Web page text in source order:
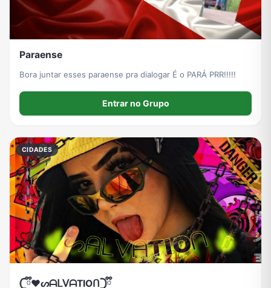
Paraense
Bora juntar esses paraense pra dialogar É o PARÁ PRR!!!!!
Entrar no Grupo
CIDADES
𓊆ྀི❤︎ᔕᗩᒪᐯᗩTIOᑎ𓊇ྀི